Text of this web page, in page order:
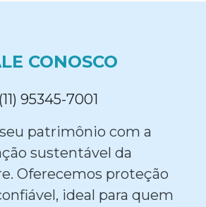
CONOSCO
(11) 95345-7001
patrimônio com a
sustentável da
Oferecemos proteção
ideal para quem